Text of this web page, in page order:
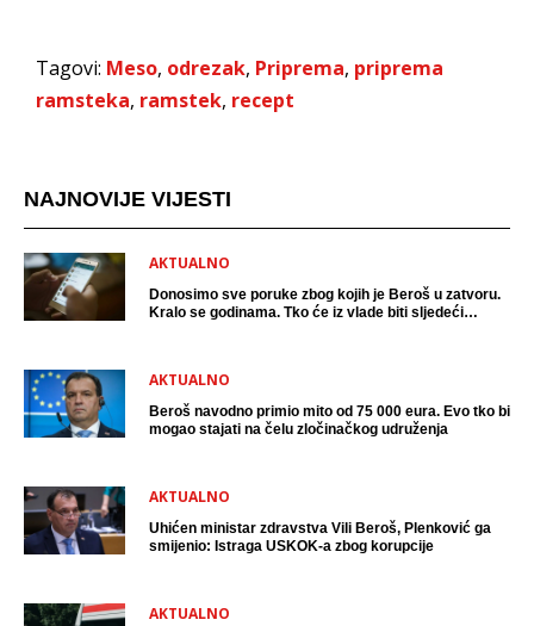
Tagovi: Meso, odrezak, Priprema, priprema
ramsteka, ramstek, recept
NAJNOVIJE VIJESTI
AKTUALNO
Donosimo sve poruke zbog kojih je Beroš u zatvoru.
Kralo se godinama. Tko će iz vlade biti sljedeći
AKTUALNO
Beroš navodno primio mito od 75 000 eura. Evo tko bi
mogao stajati na čelu zločinačkog udruženja
AKTUALNO
Uhićen ministar zdravstva Vili Beroš, Plenković ga
smijenio: Istraga USKOK-a zbog korupcije
AKTUALNO